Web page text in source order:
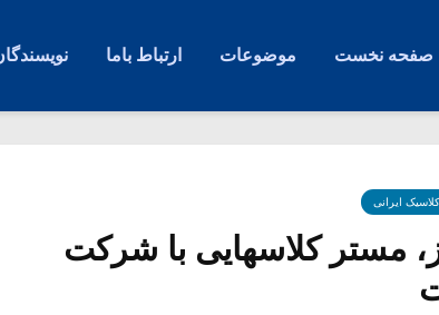
صفحه نخست موضوعات ارتباط باما
ایرانی
مستر کلاسهایی با شرکت